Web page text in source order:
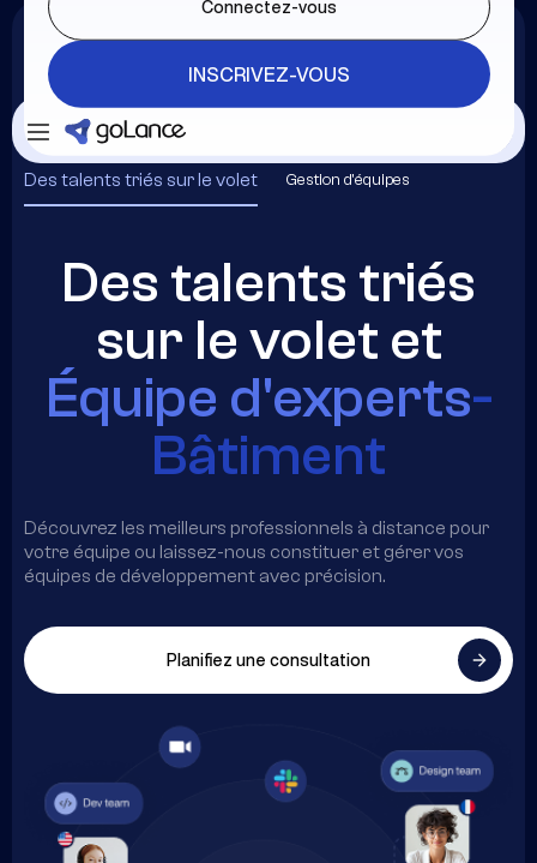
Connectez-vous
INSCRIVEZ-VOUS
Des talents triés sur le volet Gestion d'équipes
Des talents triés
sur le volet et
Équipe d'experts-
Bâtiment
Découvrez les meilleurs professionnels à distance pour
votre équipe ou laissez-nous constituer et gérer vos
équipes de développement avec précision.
Planifiez une consultation